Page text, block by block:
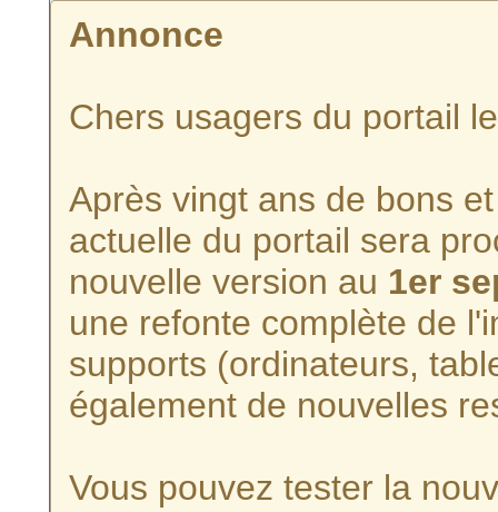
Annonce
Chers usagers du portail
Après vingt ans de bons
actuelle du portail sera
nouvelle version au 1er
une refonte complète de
supports (ordinateurs,
également de nouvelles
Vous pouvez tester la